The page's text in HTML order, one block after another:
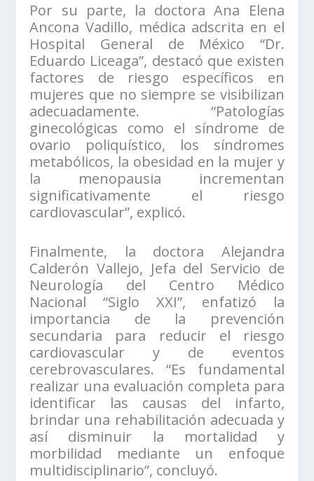
Por su parte, la doctora Ana Elena
Ancona Vadillo, médica adscrita en el
Hospital General de México “Dr.
Eduardo Liceaga”, destacó que existen
factores de riesgo específicos en
mujeres que no siempre se visibilizan
adecuadamente. “Patologías
ginecológicas como el síndrome de
ovario poliquístico, los síndromes
metabólicos, la obesidad en la mujer y
la menopausia incrementan
significativamente el riesgo
cardiovascular”, explicó.
Finalmente, la doctora Alejandra
Calderón Vallejo, Jefa del Servicio de
Neurología del Centro Médico
Nacional “Siglo XXI”, enfatizó la
importancia de la prevención
secundaria para reducir el riesgo
cardiovascular y de eventos
cerebrovasculares. “Es fundamental
realizar una evaluación completa para
identificar las causas del infarto,
brindar una rehabilitación adecuada y
así disminuir la mortalidad y
morbilidad mediante un enfoque
multidisciplinario”, concluyó.